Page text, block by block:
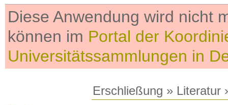
Diese Anwendung wird nicht
können im Portal der
Universitätssammlungen in
Erschließung » Literatur